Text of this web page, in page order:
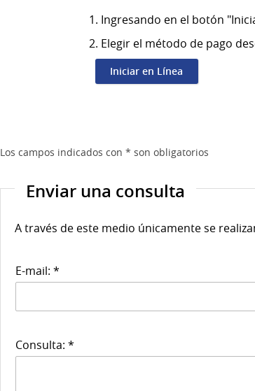
Ingresando en el botón
Elegir el método de pago
Iniciar en Línea
Los campos indicados con * son obligatorios
Enviar una consulta
A través de este medio únicamente se
E-mail: *
Consulta: *